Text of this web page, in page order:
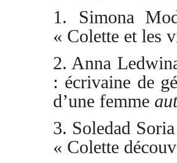
1. Simona
« Colette et les
2. Anna
: écrivaine de
d’une femme
3. Soledad
« Colette